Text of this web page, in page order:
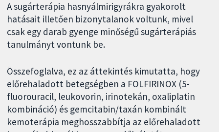
A sugárterápia hasnyálmirigyrákra gyakorolt
hatásait illetően bizonytalanok voltunk, mivel
csak egy darab gyenge minőségű sugárterápiás
tanulmányt vontunk be.
Összefoglalva, ez az áttekintés kimutatta, hogy
előrehaladott betegségben a FOLFIRINOX (5-
fluorouracil, leukovorin, irinotekán, oxaliplatin
kombináció) és gemcitabin/taxán kombinált
kemoterápia meghosszabbítja az előrehaladott